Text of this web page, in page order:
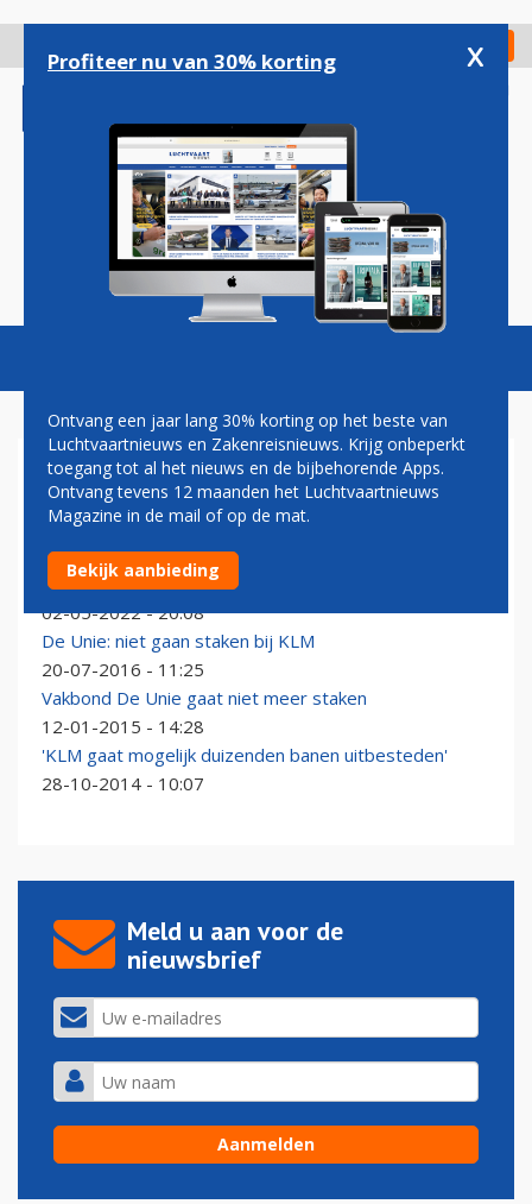
gaan
Check in
Magazine Podcasts Vacatures
REINIER CASTELEIN
Vakbond: Lelystad openen is oplossing van problemen
Schiphol
02-05-2022 - 20:08
De Unie: niet gaan staken bij KLM
20-07-2016 - 11:25
Vakbond De Unie gaat niet meer staken
12-01-2015 - 14:28
'KLM gaat mogelijk duizenden banen uitbesteden'
28-10-2014 - 10:07
Meld u aan voor de
nieuwsbrief
Profiteer nu van 30% korting x
Ontvang een jaar lang 30% korting op het beste van
Luchtvaartnieuws en Zakenreisnieuws. Krijg onbeperkt
toegang tot al het nieuws en de bijbehorende Apps.
Ontvang tevens 12 maanden het Luchtvaartnieuws
Magazine in de mail of op de mat.
Bekijk aanbieding